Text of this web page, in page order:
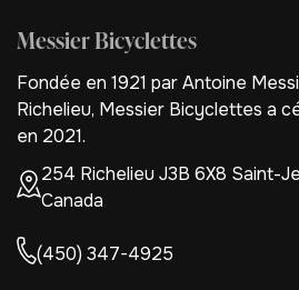
Messier Bicyclettes
Fondée en 1921 par Antoine
Richelieu, Messier Bicyclettes a
en 2021.
254 Richelieu J3B 6X8 Saint-
Canada
(450) 347-4925